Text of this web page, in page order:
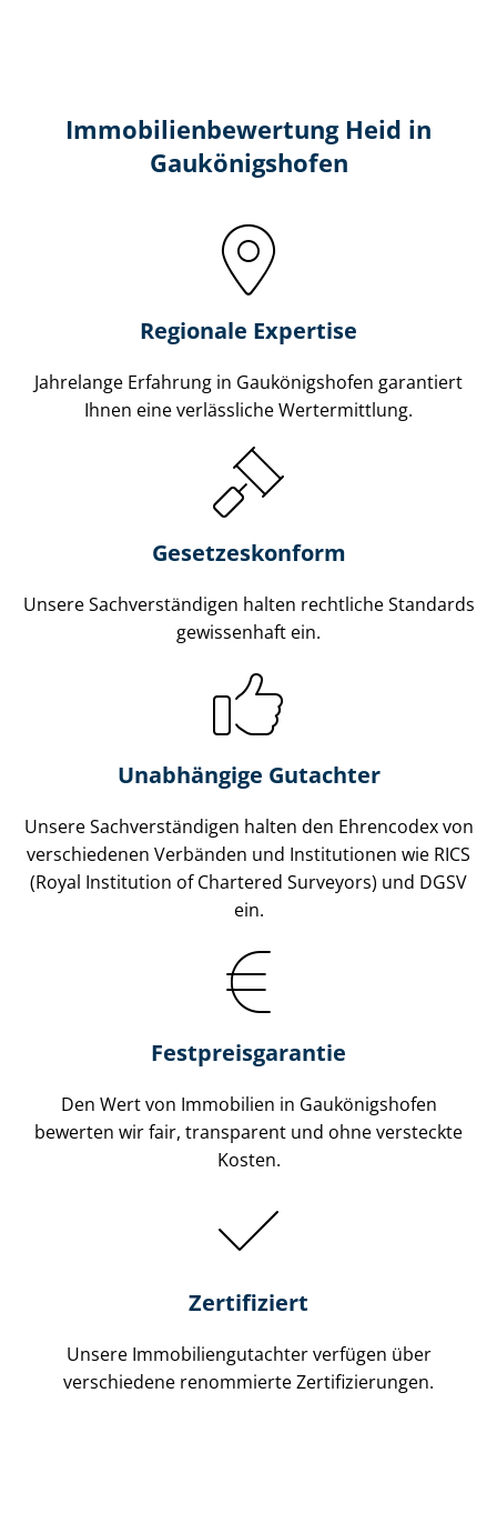
Immobilien­bewertung Heid in
Gaukönigshofen
Regionale Expertise
Jahrelange Erfahrung in Gaukönigshofen garantiert
Ihnen eine verlässliche Wertermittlung.
Gesetzes­konform
Unsere Sach­ver­stän­di­gen halten rechtliche Standards
gewissenhaft ein.
Unabhängige Gutachter
Unsere Sach­ver­stän­di­gen halten den Ehrencodex von
verschiedenen Verbänden und Institutionen wie RICS
(Royal Institution of Chartered Surveyors) und DGSV
ein.
Festpreis​garantie
Den Wert von Immobilien in Gaukönigshofen
bewerten wir fair, transparent und ohne versteckte
Kosten.
Zertifiziert
Unsere Immobilien­gutachter verfügen über
verschiedene renommierte Zer­ti­fi­zie­run­gen.